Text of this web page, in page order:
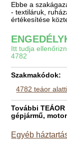
Ebbe a
- textiláruk,
értékesítése
Itt tudja
4782
Szakmakódok:
4782 teáor
További
gépjármű,
Egyéb